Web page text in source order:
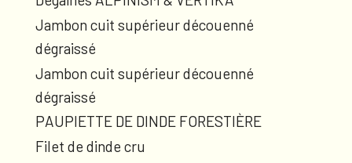
Jambon cuit supérieur découenné
dégraissé
Jambon cuit supérieur découenné
dégraissé
PAUPIETTE DE DINDE FORESTIÈRE
Filet de dinde cru